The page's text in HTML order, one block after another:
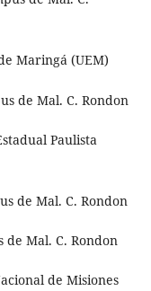
Maringá (UEM)
de Mal. C. Rondon
Paulista
de Mal. C. Rondon
Mal. C. Rondon
de Misiones